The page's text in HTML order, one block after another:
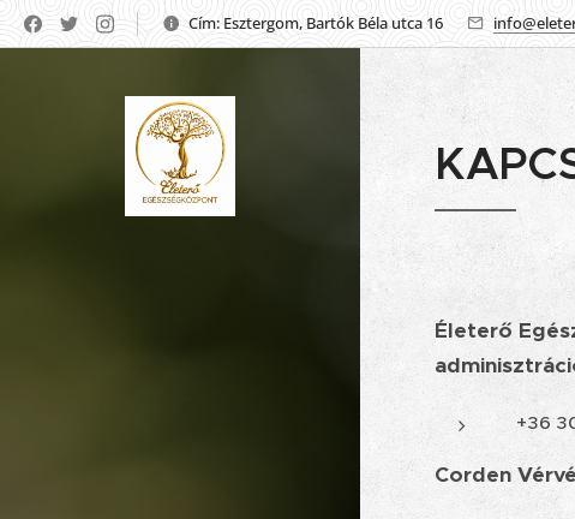
Cím: Esztergom, Bartók Béla utca 16
Életerő
+36
Corden